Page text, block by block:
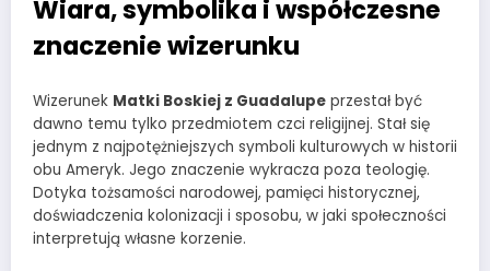
Wiara, symbolika i współczesne
znaczenie wizerunku
Wizerunek Matki Boskiej z Guadalupe przestał być
dawno temu tylko przedmiotem czci religijnej. Stał się
jednym z najpotężniejszych symboli kulturowych w historii
obu Ameryk. Jego znaczenie wykracza poza teologię.
Dotyka tożsamości narodowej, pamięci historycznej,
doświadczenia kolonizacji i sposobu, w jaki społeczności
interpretują własne korzenie.